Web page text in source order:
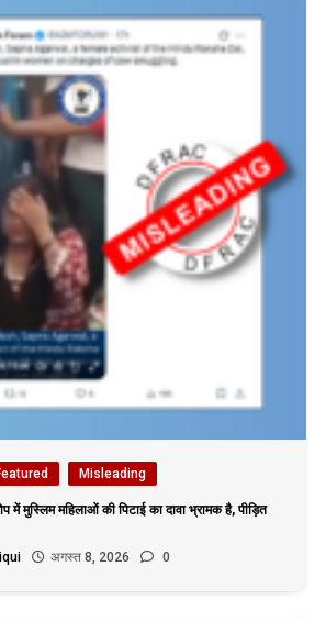
Misleading
मुस्लिम महिलाओं की पिटाई का दावा भ्रामक है, पीड़ित
अगस्त 8, 2026 0